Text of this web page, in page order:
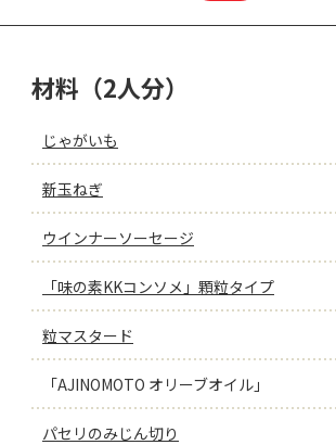
もっと見る
材料（2人分）
じゃがいも
新玉ねぎ
ウインナーソーセージ
「味の素KKコンソメ」顆粒タイプ
粒マスタード
「AJINOMOTO オリーブオイル」
パセリのみじん切り